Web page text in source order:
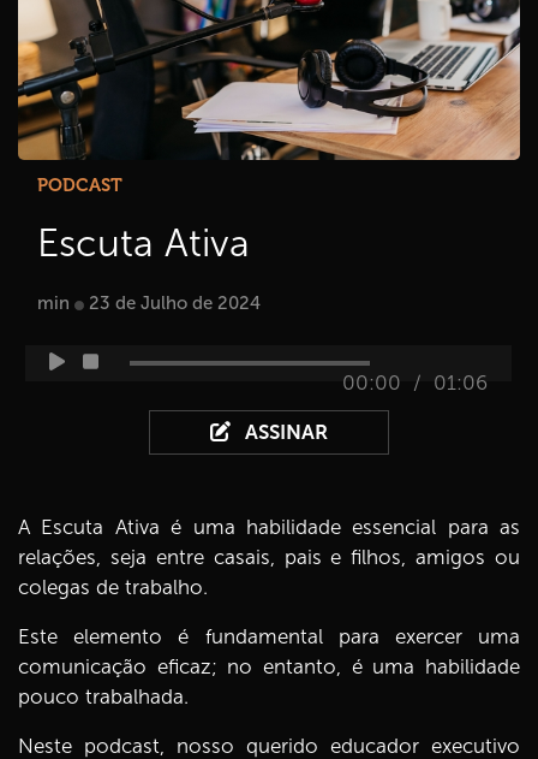
PODCAST
Escuta Ativa
min 23 de Julho de 2024
00:00 / 01:06
ASSINAR
A Escuta Ativa é uma habilidade essencial para as
relações, seja entre casais, pais e filhos, amigos ou
colegas de trabalho.
Este elemento é fundamental para exercer uma
comunicação eficaz; no entanto, é uma habilidade
pouco trabalhada.
Neste podcast, nosso querido educador executivo